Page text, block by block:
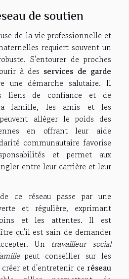
de soutien
de la vie professionnelle et
requiert souvent un
S'entourer de proches
à desservices de garde
une démarche salutaire. Il
liens de confiance et de
famille, les amis et les
alléger le poids des
en offrant leur aide
communautaire favorise
et permet aux
entre leur carrière et leur
ce réseau passe par une
et régulière, exprimant
et les attentes. Il est
qu'il est sain de demander
Un travailleur social
peut conseiller sur les
et d'entretenir ce réseau